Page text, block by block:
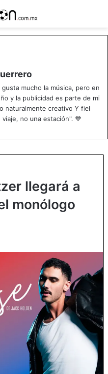
mucho la música, pero en
y la publicidad es parte de mi
naturalmente creativo Y fiel
no una estación". 💙
llegará a
monólogo